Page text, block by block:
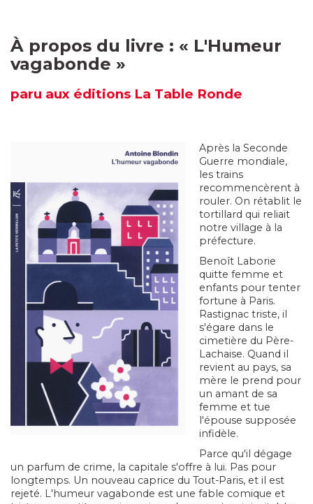
À propos du livre : « L'Humeur
vagabonde »
paru aux éditions La Table Ronde
Après la Seconde
Guerre mondiale,
les trains
recommencèrent à
rouler. On rétablit le
tortillard qui reliait
notre village à la
préfecture.
Benoît Laborie
quitte femme et
enfants pour tenter
fortune à Paris.
Rastignac triste, il
s'égare dans le
cimetière du Père-
Lachaise. Quand il
revient au pays, sa
mère le prend pour
un amant de sa
femme et tue
l'épouse supposée
infidèle.
Parce qu'il dégage
un parfum de crime, la capitale s'offre à lui. Pas pour
longtemps. Un nouveau caprice du Tout-Paris, et il est
rejeté. L'humeur vagabonde est une fable comique et